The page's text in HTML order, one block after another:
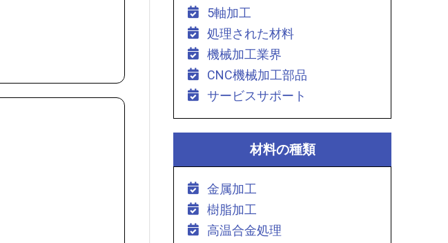
5軸加工
処理された材料
機械加工業界
CNC機械加工部品
サービスサポート
材料の種類
金属加工
樹脂加工
高温合金処理